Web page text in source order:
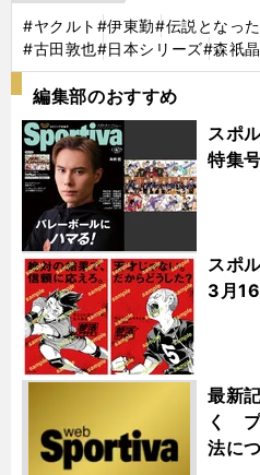
#ヤクルト #伊東勤#伝説となっ
#古田敦也#日本シリーズ#森祇晶
編集部のおすすめ
スポ
特集
スポ
3月
最新
く プ
法に